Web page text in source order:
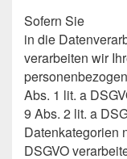
Sofern Sie
in die
verarbeiten wir
Abs. 1 lit. a
9 Abs. 2 lit. a
Datenkategorien
DSGVO